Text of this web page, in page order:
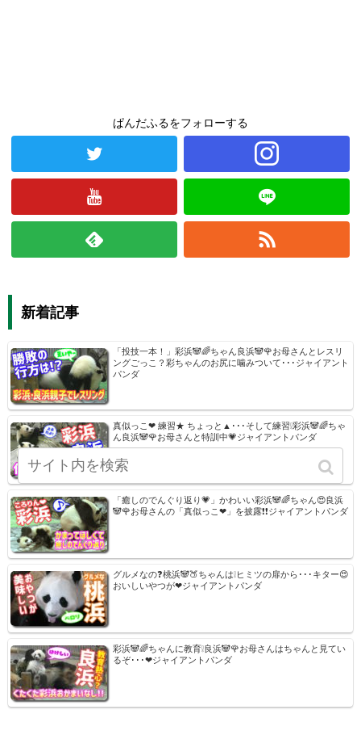
ぱんだふるをフォローする
新着記事
「投技一本！」彩浜🐼🌈ちゃん良浜🐼🌹お母さんとレスリ
ングごっこ？彩ちゃんのお尻に噛みついて･･･ジャイアント
パンダ
真似っこ❤ 練習★ ちょっと▲･･･そして練習❕彩浜🐼🌈ちゃ
ん良浜🐼🌹お母さんと特訓中💗ジャイアントパンダ
「癒しのでんぐり返り💗」かわいい彩浜🐼🌈ちゃん😍良浜
🐼🌹お母さんの「真似っこ❤」を披露❗❗ジャイアントパンダ
グルメなの❓桃浜🐼🍑ちゃんは❕ヒミツの扉から･･･キター😍
おいしいやつが❤ジャイアントパンダ
彩浜🐼🌈ちゃんに教育❕良浜🐼🌹お母さんはちゃんと見てい
るぞ･･･❤ジャイアントパンダ